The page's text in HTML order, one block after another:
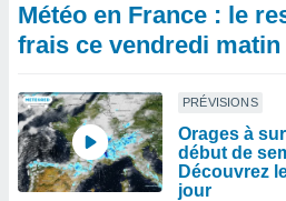
Météo en France : le
frais ce vendredi
PRÉVISIONS
Orages à
début de
Découvrez
jour